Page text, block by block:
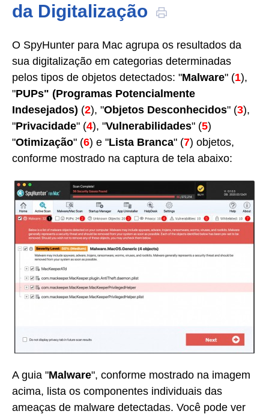
da Digitalização
O SpyHunter para Mac agrupa os resultados da
sua digitalização em categorias determinadas
pelos tipos de objetos detectados: "Malware" (1),
"PUPs" (Programas Potencialmente
Indesejados) (2), "Objetos Desconhecidos" (3),
"Privacidade" (4), "Vulnerabilidades" (5)
"Otimização" (6) e "Lista Branca" (7) objetos,
conforme mostrado na captura de tela abaixo:
A guia "Malware", conforme mostrado na imagem
acima, lista os componentes individuais das
ameaças de malware detectadas. Você pode ver